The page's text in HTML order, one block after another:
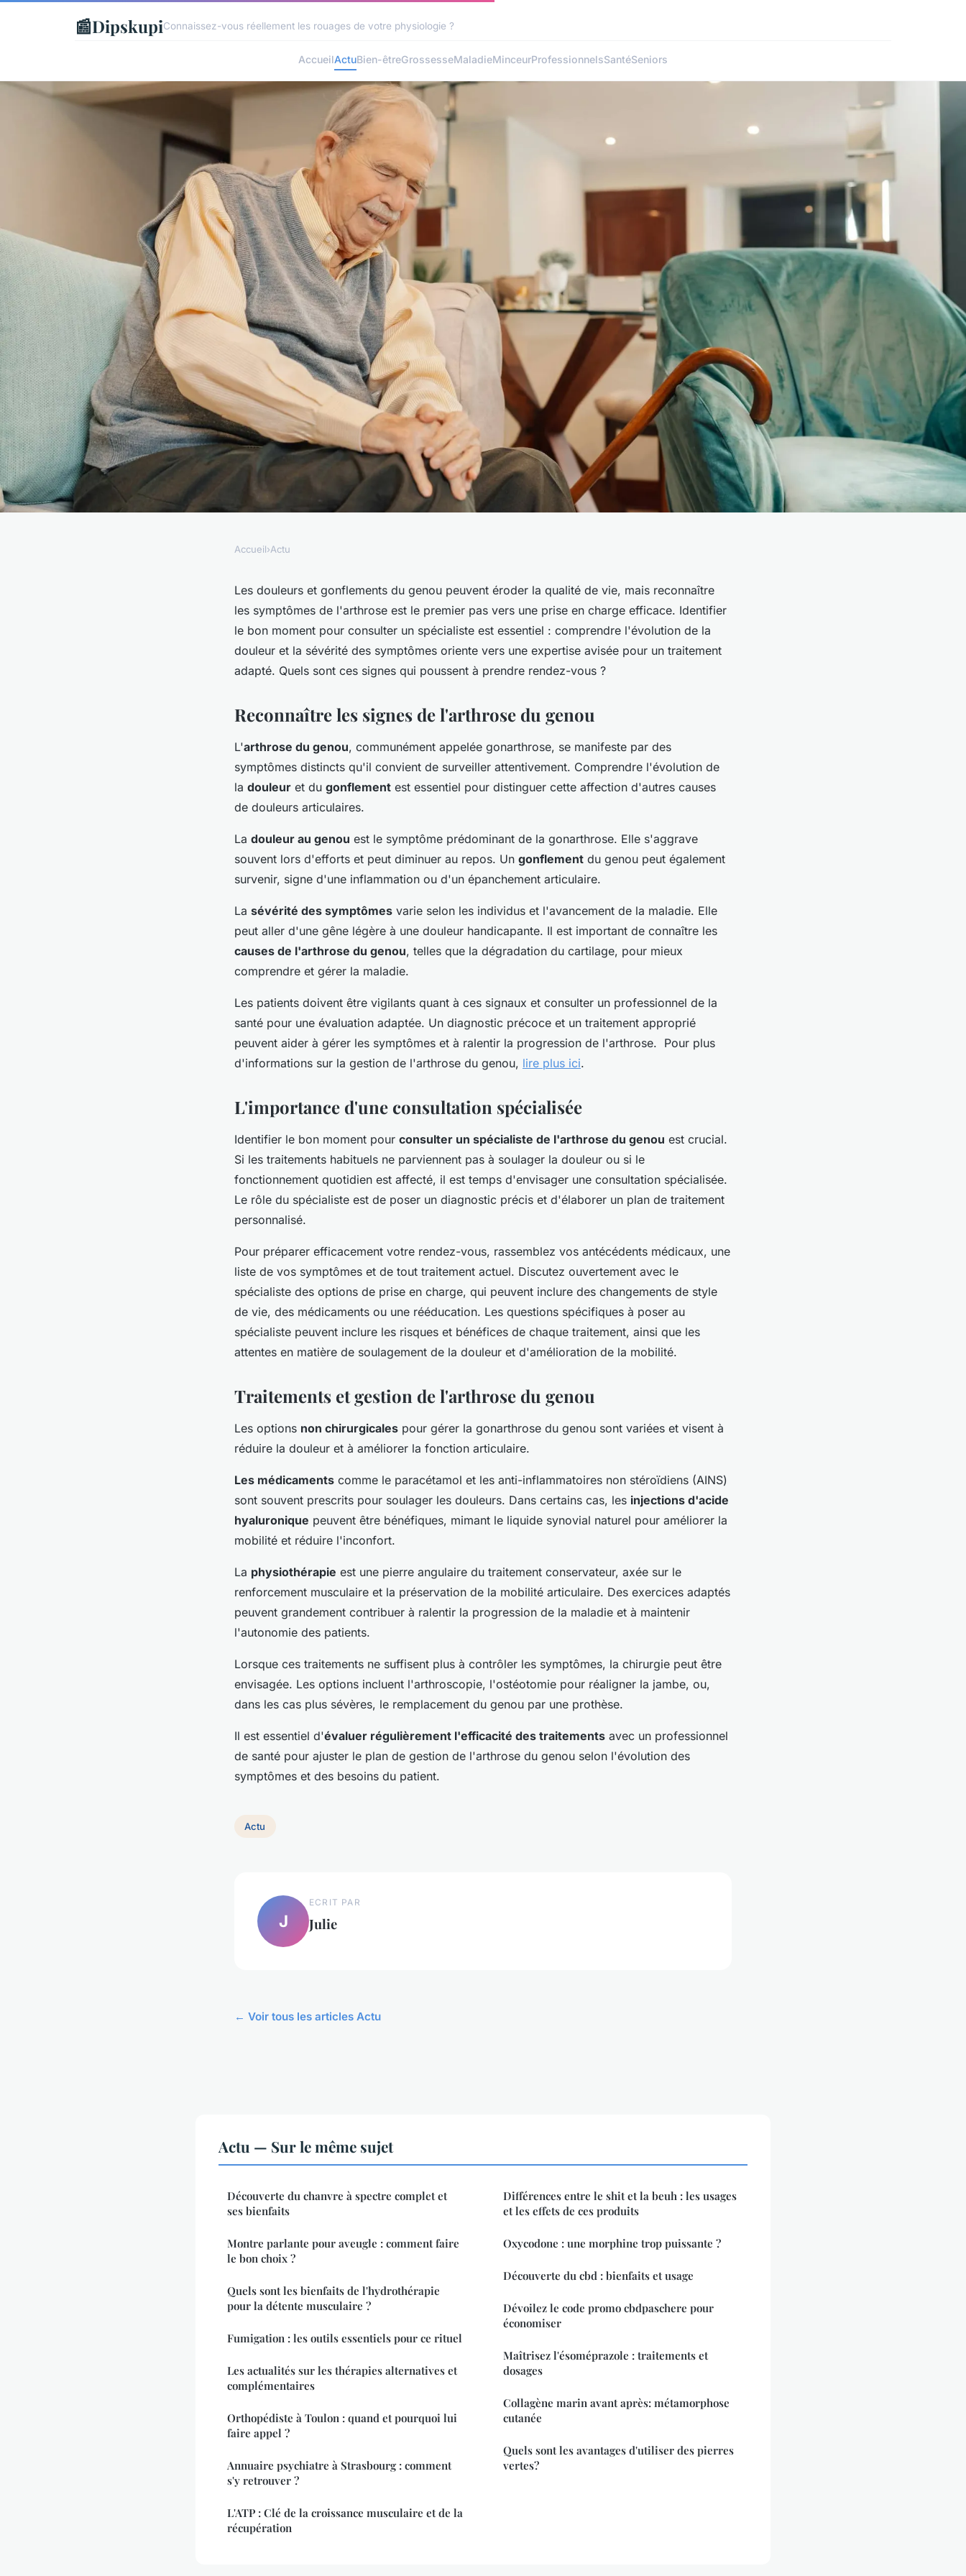
📰DipskupiConnaissez-vous réellement les rouages de votre physiologie ?
AccueilActuBien-êtreGrossesseMaladieMinceurProfessionnelsSantéSeniors
Spécialiste de l'arthrose du genou :
quand le solliciter ?
Accueil›Actu
Les douleurs et gonflements du genou peuvent éroder la qualité de vie, mais reconnaître
les symptômes de l'arthrose est le premier pas vers une prise en charge efficace. Identifier
le bon moment pour consulter un spécialiste est essentiel : comprendre l'évolution de la
douleur et la sévérité des symptômes oriente vers une expertise avisée pour un traitement
adapté. Quels sont ces signes qui poussent à prendre rendez-vous ?
Reconnaître les signes de l'arthrose du genou
L'arthrose du genou, communément appelée gonarthrose, se manifeste par des
symptômes distincts qu'il convient de surveiller attentivement. Comprendre l'évolution de
la douleur et du gonflement est essentiel pour distinguer cette affection d'autres causes
de douleurs articulaires.
La douleur au genou est le symptôme prédominant de la gonarthrose. Elle s'aggrave
souvent lors d'efforts et peut diminuer au repos. Un gonflement du genou peut également
survenir, signe d'une inflammation ou d'un épanchement articulaire.
La sévérité des symptômes varie selon les individus et l'avancement de la maladie. Elle
peut aller d'une gêne légère à une douleur handicapante. Il est important de connaître les
causes de l'arthrose du genou, telles que la dégradation du cartilage, pour mieux
comprendre et gérer la maladie.
Les patients doivent être vigilants quant à ces signaux et consulter un professionnel de la
santé pour une évaluation adaptée. Un diagnostic précoce et un traitement approprié
peuvent aider à gérer les symptômes et à ralentir la progression de l'arthrose. Pour plus
d'informations sur la gestion de l'arthrose du genou, lire plus ici.
L'importance d'une consultation spécialisée
Identifier le bon moment pour consulter un spécialiste de l'arthrose du genou est crucial.
Si les traitements habituels ne parviennent pas à soulager la douleur ou si le
fonctionnement quotidien est affecté, il est temps d'envisager une consultation spécialisée.
Le rôle du spécialiste est de poser un diagnostic précis et d'élaborer un plan de traitement
personnalisé.
Pour préparer efficacement votre rendez-vous, rassemblez vos antécédents médicaux, une
liste de vos symptômes et de tout traitement actuel. Discutez ouvertement avec le
spécialiste des options de prise en charge, qui peuvent inclure des changements de style
de vie, des médicaments ou une rééducation. Les questions spécifiques à poser au
spécialiste peuvent inclure les risques et bénéfices de chaque traitement, ainsi que les
attentes en matière de soulagement de la douleur et d'amélioration de la mobilité.
Traitements et gestion de l'arthrose du genou
Les options non chirurgicales pour gérer la gonarthrose du genou sont variées et visent à
réduire la douleur et à améliorer la fonction articulaire.
Les médicaments comme le paracétamol et les anti-inflammatoires non stéroïdiens (AINS)
sont souvent prescrits pour soulager les douleurs. Dans certains cas, les injections d'acide
hyaluronique peuvent être bénéfiques, mimant le liquide synovial naturel pour améliorer la
mobilité et réduire l'inconfort.
La physiothérapie est une pierre angulaire du traitement conservateur, axée sur le
renforcement musculaire et la préservation de la mobilité articulaire. Des exercices adaptés
peuvent grandement contribuer à ralentir la progression de la maladie et à maintenir
l'autonomie des patients.
Lorsque ces traitements ne suffisent plus à contrôler les symptômes, la chirurgie peut être
envisagée. Les options incluent l'arthroscopie, l'ostéotomie pour réaligner la jambe, ou,
dans les cas plus sévères, le remplacement du genou par une prothèse.
Il est essentiel d'évaluer régulièrement l'efficacité des traitements avec un professionnel
de santé pour ajuster le plan de gestion de l'arthrose du genou selon l'évolution des
symptômes et des besoins du patient.
Actu
J
ECRIT PAR
Julie
← Voir tous les articles Actu
Actu — Sur le même sujet
Découverte du chanvre à spectre complet et
ses bienfaits
Montre parlante pour aveugle : comment faire
le bon choix ?
Quels sont les bienfaits de l'hydrothérapie
pour la détente musculaire ?
Fumigation : les outils essentiels pour ce rituel
Les actualités sur les thérapies alternatives et
complémentaires
Orthopédiste à Toulon : quand et pourquoi lui
faire appel ?
Annuaire psychiatre à Strasbourg : comment
s'y retrouver ?
L'ATP : Clé de la croissance musculaire et de la
récupération
Différences entre le shit et la beuh : les usages
et les effets de ces produits
Oxycodone : une morphine trop puissante ?
Découverte du cbd : bienfaits et usage
Dévoilez le code promo cbdpaschere pour
économiser
Maîtrisez l'ésoméprazole : traitements et
dosages
Collagène marin avant après: métamorphose
cutanée
Quels sont les avantages d'utiliser des pierres
vertes?